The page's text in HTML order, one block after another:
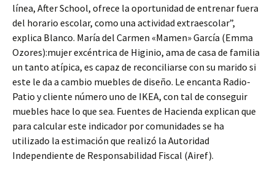
línea, After School, ofrece la oportunidad de entrenar fuera
del horario escolar, como una actividad extraescolar”,
explica Blanco. María del Carmen «Mamen» García (Emma
Ozores):mujer excéntrica de Higinio, ama de casa de familia
un tanto atípica, es capaz de reconciliarse con su marido si
este le da a cambio muebles de diseño. Le encanta Radio-
Patio y cliente número uno de IKEA, con tal de conseguir
muebles hace lo que sea. Fuentes de Hacienda explican que
para calcular este indicador por comunidades se ha
utilizado la estimación que realizó la Autoridad
Independiente de Responsabilidad Fiscal (Airef).